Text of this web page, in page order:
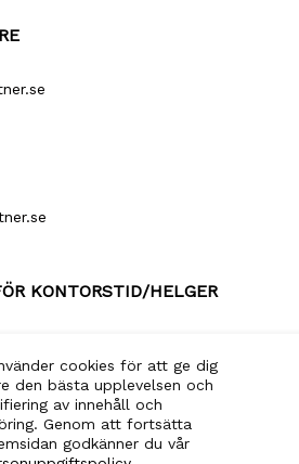
KONTORSTID/HELGER
EN DEL AV
cookies för att ge dig
den bästa upplevelsen och
av innehåll och
Genom att fortsätta
godkänner du vår